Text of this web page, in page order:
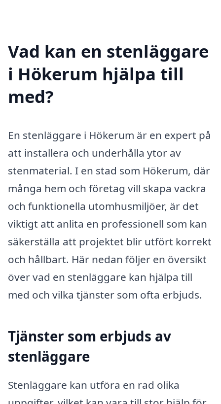
Vad kan en stenläggare
i Hökerum hjälpa till
med?
En stenläggare i Hökerum är en expert på
att installera och underhålla ytor av
stenmaterial. I en stad som Hökerum, där
många hem och företag vill skapa vackra
och funktionella utomhusmiljöer, är det
viktigt att anlita en professionell som kan
säkerställa att projektet blir utfört korrekt
och hållbart. Här nedan följer en översikt
över vad en stenläggare kan hjälpa till
med och vilka tjänster som ofta erbjuds.
Tjänster som erbjuds av
stenläggare
Stenläggare kan utföra en rad olika